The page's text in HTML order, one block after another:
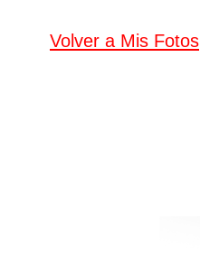
Volver a Mis Fotos